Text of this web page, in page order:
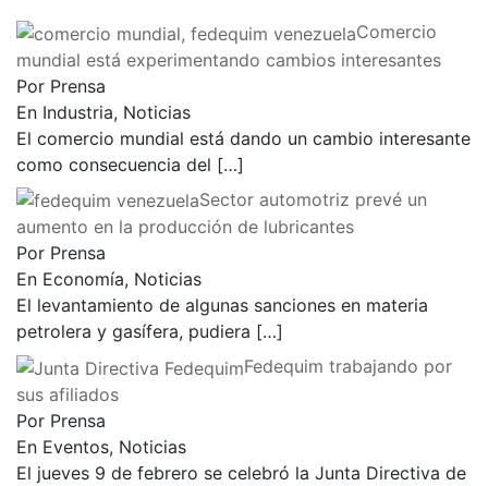
Comercio
mundial está experimentando cambios interesantes
Por Prensa
En Industria, Noticias
El comercio mundial está dando un cambio interesante
como consecuencia del […]
Sector automotriz prevé un
aumento en la producción de lubricantes
Por Prensa
En Economía, Noticias
El levantamiento de algunas sanciones en materia
petrolera y gasífera, pudiera […]
Fedequim trabajando por
sus afiliados
Por Prensa
En Eventos, Noticias
El jueves 9 de febrero se celebró la Junta Directiva de